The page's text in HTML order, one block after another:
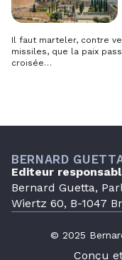
Il faut marteler, contre
missiles, que la paix
croisée…
BERNARD
Editeur
Bernard Guetta,
Wiertz 60, B-1047
© 2025
Conçu